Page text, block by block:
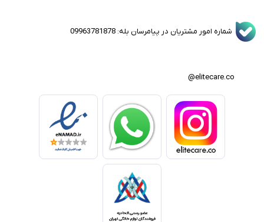
شماره امور مشتریان در پیامرسان بله: 09963781878